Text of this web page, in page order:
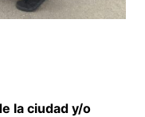
la ciudad y/o